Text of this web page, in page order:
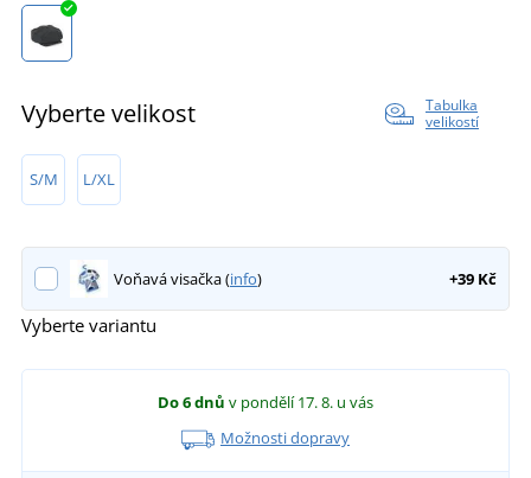
Vyberte velikost
Tabulka
velikostí
S/M L/XL
Voňavá visačka (info) +39 Kč
Vyberte variantu
Do 6 dnů v pondělí 17. 8. u vás
Možnosti dopravy